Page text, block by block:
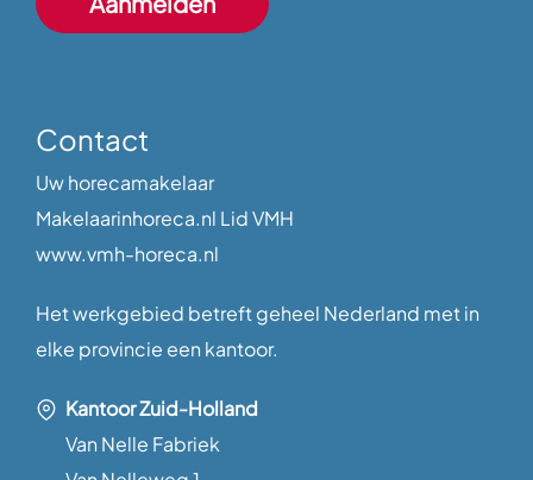
Contact
Uw horecamakelaar
Makelaarinhoreca.nl Lid VMH
www.vmh-horeca.nl
Het werkgebied betreft geheel Nederland met in
elke provincie een kantoor.
Kantoor Zuid-Holland
Van Nelle Fabriek